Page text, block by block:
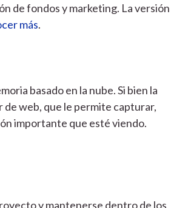
de fondos y marketing. La versión
más.
basado en la nube. Si bien la
de web, que le permite capturar,
importante que esté viendo.
y mantenerse dentro de los